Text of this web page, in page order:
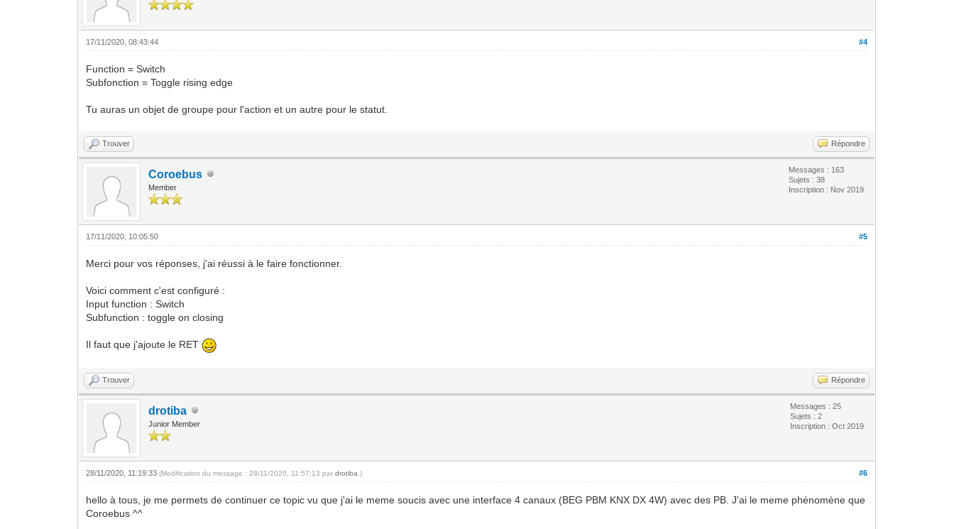
#4
17/11/2020, 08:43:44
Function = Switch
Subfonction = Toggle rising edge
Tu auras un objet de groupe pour l'action et un autre pour le statut.
Trouver Répondre
Coroebus
Member
Messages : 163
Sujets : 38
Inscription : Nov 2019
#5
17/11/2020, 10:05:50
Merci pour vos réponses, j'ai réussi à le faire fonctionner.
Voici comment c'est configuré :
Input function : Switch
Subfunction : toggle on closing
Il faut que j'ajoute le RET
Trouver Répondre
drotiba
Junior Member
Messages : 25
Sujets : 2
Inscription : Oct 2019
#6
28/11/2020, 11:19:33(Modification du message : 28/11/2020, 11:57:13 pardrotiba .)
hello à tous, je me permets de continuer ce topic vu que j'ai le meme soucis avec une interface 4 canaux (BEG PBM KNX DX 4W) avec des PB. J'ai le meme phénomène que
Coroebus ^^